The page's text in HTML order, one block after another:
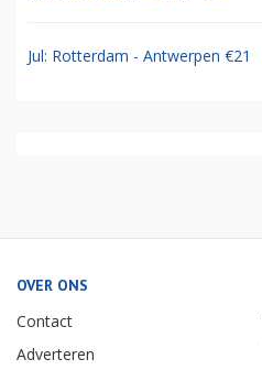
Jul: Rotterdam - Antwerpen €21
OVER ONS
Contact
Adverteren